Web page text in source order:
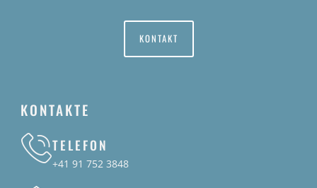
KONTAKT
KONTAKTE
TELEFON
+41 91 752 3848